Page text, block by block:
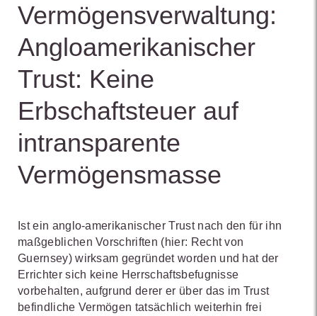
Vermögensverwaltung:
Angloamerikanischer
Trust: Keine
Erbschaftsteuer auf
intransparente
Vermögensmasse
Ist ein anglo-amerikanischer Trust nach den für ihn
maßgeblichen Vorschriften (hier: Recht von
Guernsey) wirksam gegründet worden und hat der
Errichter sich keine Herrschaftsbefugnisse
vorbehalten, aufgrund derer er über das im Trust
befindliche Vermögen tatsächlich weiterhin frei